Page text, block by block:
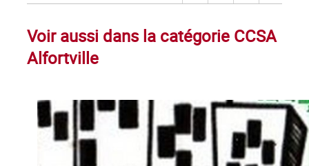
Voir aussi dans la catégorie CCSA
Alfortville